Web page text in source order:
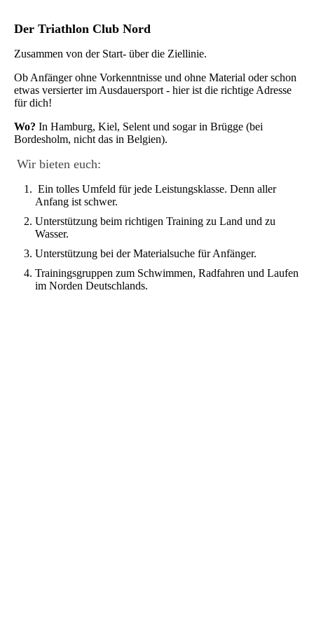
Der Triathlon Club Nord
Zusammen von der Start- über die Ziellinie.
Ob Anfänger ohne Vorkenntnisse und ohne Material oder schon
etwas versierter im Ausdauersport - hier ist die richtige Adresse
für dich!
Wo? In Hamburg, Kiel, Selent und sogar in Brügge (bei
Bordesholm, nicht das in Belgien).
Wir bieten euch:
Ein tolles Umfeld für jede Leistungsklasse. Denn aller
Anfang ist schwer.
Unterstützung beim richtigen Training zu Land und zu
Wasser.
Unterstützung bei der Materialsuche für Anfänger.
Trainingsgruppen zum Schwimmen, Radfahren und Laufen
im Norden Deutschlands.